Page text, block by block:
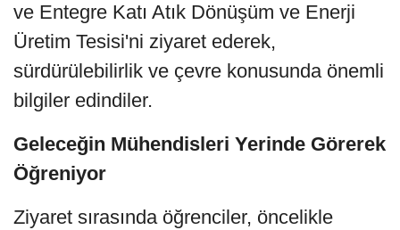
ve Entegre Katı Atık Dönüşüm ve Enerji
Üretim Tesisi'ni ziyaret ederek,
sürdürülebilirlik ve çevre konusunda önemli
bilgiler edindiler.
Geleceğin Mühendisleri Yerinde Görerek
Öğreniyor
Ziyaret sırasında öğrenciler, öncelikle